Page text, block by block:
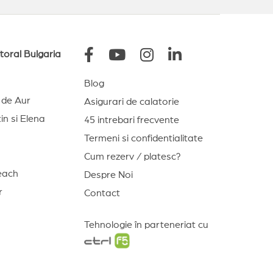
Bulgaria
de Aur
si Elena
Blog
Asigurari de calatorie
45 intrebari frecvente
Termeni si confidentialitate
Cum rezerv / platesc?
Despre Noi
Contact
Tehnologie în parteneriat cu